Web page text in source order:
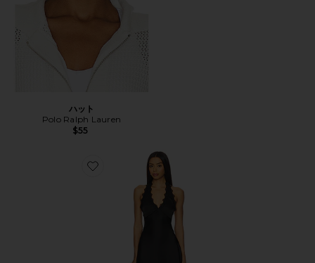
ハット
Polo Ralph Lauren
$55
Favorite STARS ALIGN ドレス